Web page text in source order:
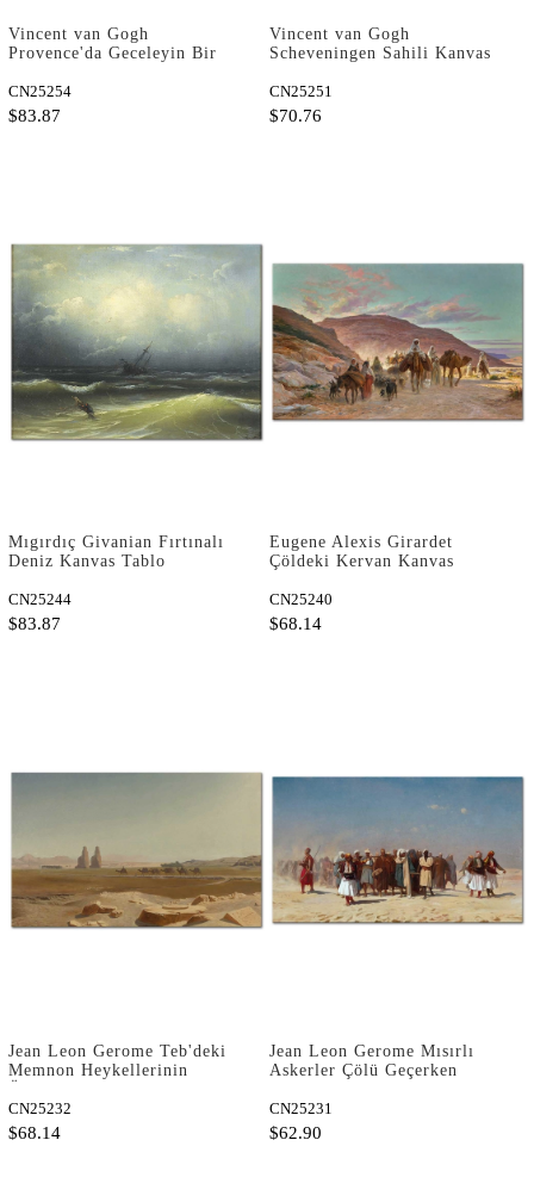
Vincent van Gogh
Provence'da Geceleyin Bir
CN25254
$83.87
Vincent van Gogh
Scheveningen Sahili Kanvas
CN25251
$70.76
Mıgırdıç Givanian Fırtınalı
Deniz Kanvas Tablo
CN25244
$83.87
Eugene Alexis Girardet
Çöldeki Kervan Kanvas
CN25240
$68.14
Jean Leon Gerome Teb'deki
Memnon Heykellerinin
Kanvas Tablo
CN25232
$68.14
Jean Leon Gerome Mısırlı
Askerler Çölü Geçerken
CN25231
$62.90